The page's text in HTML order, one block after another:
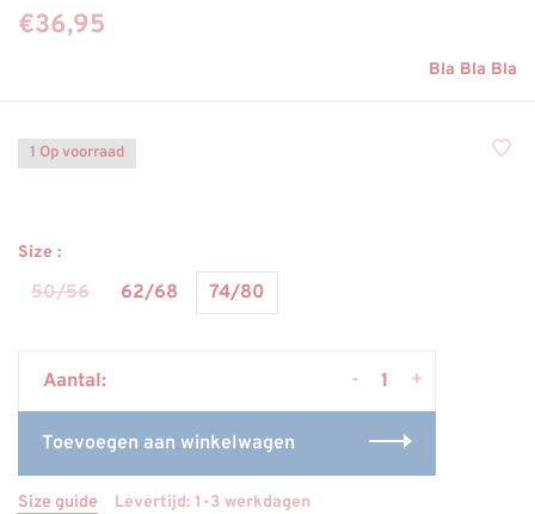
€36,95
Bla Bla Bla
1 Op voorraad
Size :
50/56 62/68 74/80
Aantal: +
-
Toevoegen aan winkelwagen
Size guide Levertijd: 1-3 werkdagen